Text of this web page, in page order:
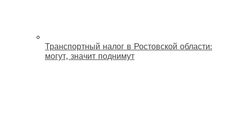
Транспортный налог в Ростовской области:
могут, значит поднимут